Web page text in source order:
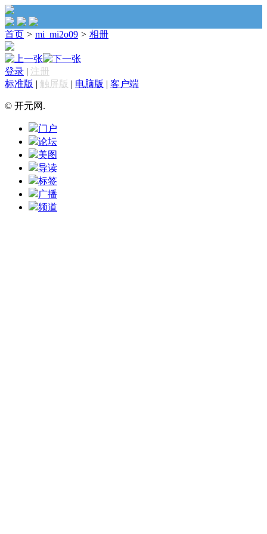
首页 > mi_mi2o09 > 相册
登录 | 注册
标准版 | 触屏版 | 电脑版 | 客户端
© 开元网.
门户
论坛
美图
导读
标签
广播
频道